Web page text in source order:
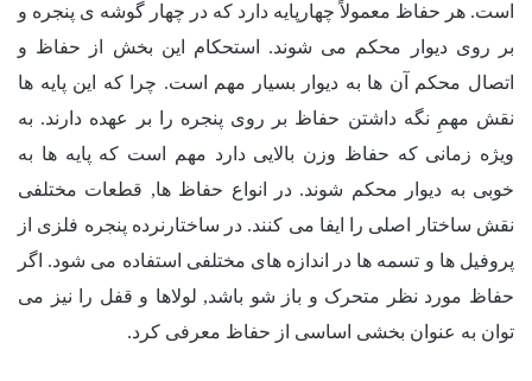
است. هر حفاظ معمولاً چهارپایه دارد که در چهار گوشه ی پنجره و
بر روی دیوار محکم می شوند. استحکام این بخش از حفاظ و
اتصال محکم آن ها به دیوار بسیار مهم است. چرا که این پایه ها
نقش مهمِ نگه داشتن حفاظ بر روی پنجره را بر عهده دارند. به
ویژه زمانی که حفاظ وزن بالایی دارد مهم است که پایه ها به
خوبی به دیوار محکم شوند. در انواع حفاظ ها, قطعات مختلفی
نقش ساختار اصلی را ایفا می کنند. در ساختارنرده پنجره فلزی از
پروفیل ها و تسمه ها در اندازه های مختلفی استفاده می شود. اگر
حفاظ مورد نظر متحرک و باز شو باشد, لولاها و قفل را نیز می
توان به عنوان بخشی اساسی از حفاظ معرفی کرد.